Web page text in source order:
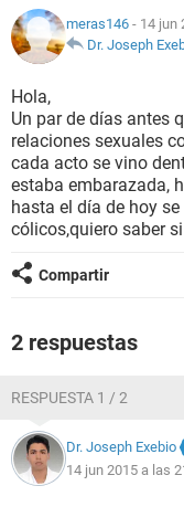
NUTRICIÓN
BIENESTAR
SEXUALIDAD
GLOSARIO
meras146 - 14 jun
Dr. Joseph
Hola,
Un par de días antes
relaciones sexuales
cada acto se vino
estaba embarazada,
hasta el día de hoy
cólicos,quiero saber
Compartir
2 respuestas
RESPUESTA 1 / 2
Dr. Joseph Exebio
14 jun 2015 a las